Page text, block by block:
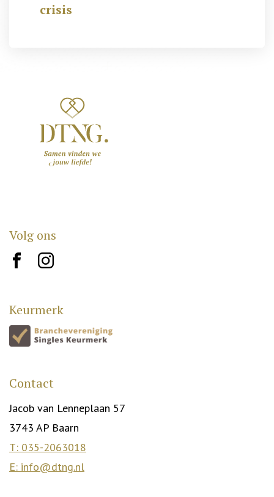
crisis
Volg ons
brand10 brand12
Keurmerk
Contact
Jacob van Lenneplaan 57
3743 AP Baarn
T: 035-2063018
E: info@dtng.nl